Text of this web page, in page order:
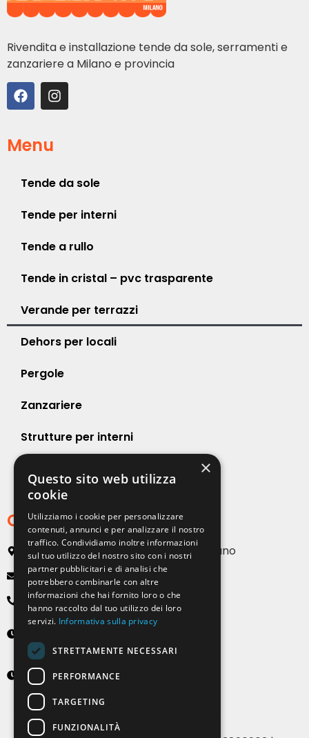
Rivendita e installazione tende da sole, serramenti e
zanzariere a Milano e provincia
Menu
Tende da sole
Tende per interni
Tende a rullo
Tende in cristal – pvc trasparente
Verande per terrazzi
Dehors per locali
Pergole
Zanzariere
Strutture per interni
Contatti
Via Emilia, 13 20090 Buccinasco – Milano
info@solartendemilano.it
+ 39 0239 931 187
Lunedì-Venerdì
8:30 - 12:30 e 14:00 - 18:00
Sabato
9:00 - 12:00 (solo su appuntamento)
×
Questo sito web utilizza
cookie
Utilizziamo i cookie per personalizzare
contenuti, annunci e per analizzare il nostro
traffico. Condividiamo inoltre informazioni
sul tuo utilizzo del nostro sito con i nostri
partner pubblicitari e di analisi che
potrebbero combinarle con altre
informazioni che hai fornito loro o che
hanno raccolto dal tuo utilizzo dei loro
servizi. Informativa sulla privacy
STRETTAMENTE NECESSARI
PERFORMANCE
TARGETING
FUNZIONALITÀ